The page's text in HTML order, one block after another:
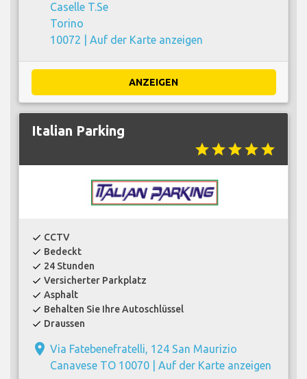
Caselle T.Se
Torino
10072 | Auf der Karte anzeigen
ANZEIGEN
Italian Parking
starstarstarstarstar
check CCTV
check Bedeckt
check 24 Stunden
check Versicherter Parkplatz
check Asphalt
check Behalten Sie Ihre Autoschlüssel
check Draussen
place Via Fatebenefratelli, 124 San Maurizio
Canavese TO 10070 | Auf der Karte anzeigen